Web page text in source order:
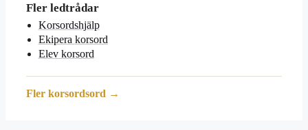
Fler ledtrådar
Korsordshjälp
Ekipera korsord
Elev korsord
Fler korsordsord →